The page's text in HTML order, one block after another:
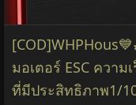
มอเตอร์ ESC ควา
ที่มีประสิทธิภาพ1/